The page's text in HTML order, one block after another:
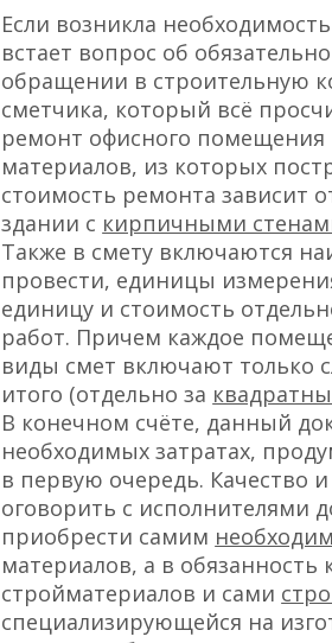
Если возникла
встает вопрос об
обращении в строительную
сметчика, который всё
ремонт офисного помещения
материалов, из которых
стоимость ремонта зависит
здании с кирпичными
Также в смету включаются
провести, единицы
единицу и стоимость
работ. Причем каждое
виды смет включают только
итого (отдельно за
В конечном счёте, данный
необходимых затратах,
в первую очередь. Качество
оговорить с исполнителями
приобрести самим
материалов, а в
стройматериалов и сами
специализирующейся на